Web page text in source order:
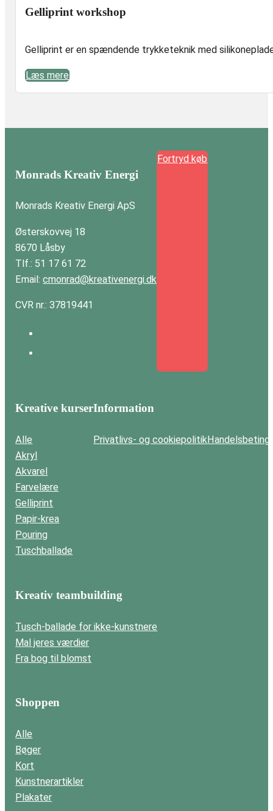
Gelliprint workshop
Gelliprint er en spændende trykketeknik med
Læs mere
Monrads Kreativ Energi
Monrads Kreativ Energi ApS
Østerskovvej 18
8670 Låsby
Tlf.: 51 17 61 72
Email:cmonrad@kreativenergi.dk
CVR nr.: 37819441
Fortryd køb
Kreative kurser
Alle
Akryl
Akvarel
Farvelære
Gelliprint
Papir-krea
Pouring
Tuschballade
Information
Privatlivs- og cookiepolitik
Kreativ teambuilding
Tusch-ballade for ikke-kunstnere
Mal jeres værdier
Fra bog til blomst
Shoppen
Alle
Bøger
Kort
Kunstnerartikler
Plakater